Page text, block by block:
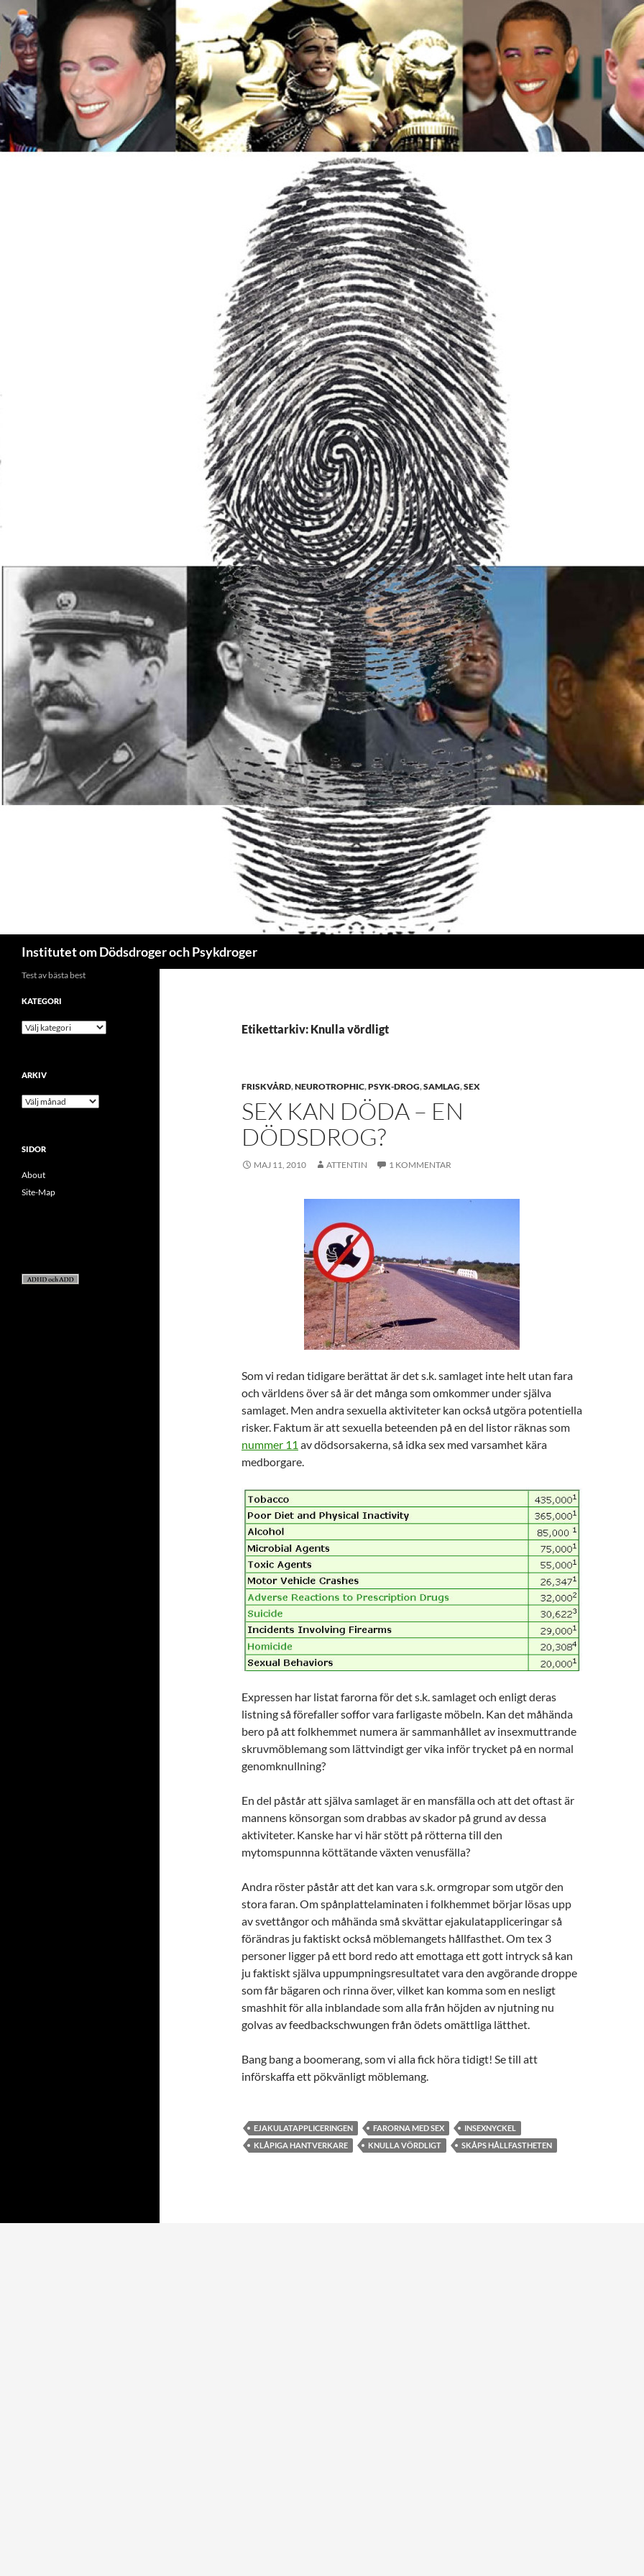
Institutet om Dödsdroger och Psykdroger
Etikettarkiv: Knulla vördligt
FRISKVÅRD,NEUROTROPHIC,PSYK-DROG,SAMLAG,SEX
SEX KAN DÖDA – EN
DÖDSDROG?
MAJ 11, 2010 ATTENTIN 1 KOMMENTAR
Som vi redan tidigare berättat är det s.k. samlaget inte helt utan fara
och världens över så är det många som omkommer under själva
samlaget. Men andra sexuella aktiviteter kan också utgöra potentiella
risker. Faktum är att sexuella beteenden på en del listor räknas som
nummer 11 av dödsorsakerna, så idka sex med varsamhet kära
medborgare.
Expressen har listat farorna för det s.k. samlaget och enligt deras
listning så förefaller soffor vara farligaste möbeln. Kan det måhända
bero på att folkhemmet numera är sammanhållet av insexmuttrande
skruvmöblemang som lättvindigt ger vika inför trycket på en normal
genomknullning?
En del påstår att själva samlaget är en mansfälla och att det oftast är
mannens könsorgan som drabbas av skador på grund av dessa
aktiviteter. Kanske har vi här stött på rötterna till den
mytomspunnna köttätande växten venusfälla?
Andra röster påstår att det kan vara s.k. ormgropar som utgör den
stora faran. Om spånplattelaminaten i folkhemmet börjar lösas upp
av svettångor och måhända små skvättar ejakulatappliceringar så
förändras ju faktiskt också möblemangets hållfasthet. Om tex 3
personer ligger på ett bord redo att emottaga ett gott intryck så kan
ju faktiskt själva uppumpningsresultatet vara den avgörande droppe
som får bägaren och rinna över, vilket kan komma som en nesligt
smashhit för alla inblandade som alla från höjden av njutning nu
golvas av feedbackschwungen från ödets omättliga lätthet.
Bang bang a boomerang, som vi alla fick höra tidigt! Se till att
införskaffa ett pökvänligt möblemang.
EJAKULATAPPLICERINGEN FARORNA MED SEX
INSEXNYCKEL
KLÅPIGA HANTVERKARE
KNULLA VÖRDLIGT SKÅPS HÅLLFASTHETEN
Test av bästa best
KATEGORI
kategori
ARKIV
arkiv
SIDOR
About
Site-Map